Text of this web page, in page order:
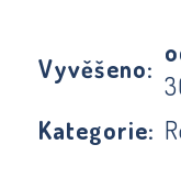
Vyvěšeno:
Kategorie: